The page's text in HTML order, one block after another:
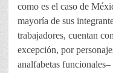
como es el caso de
mayoría de sus
trabajadores, cuentan
excepción, por
analfabetas